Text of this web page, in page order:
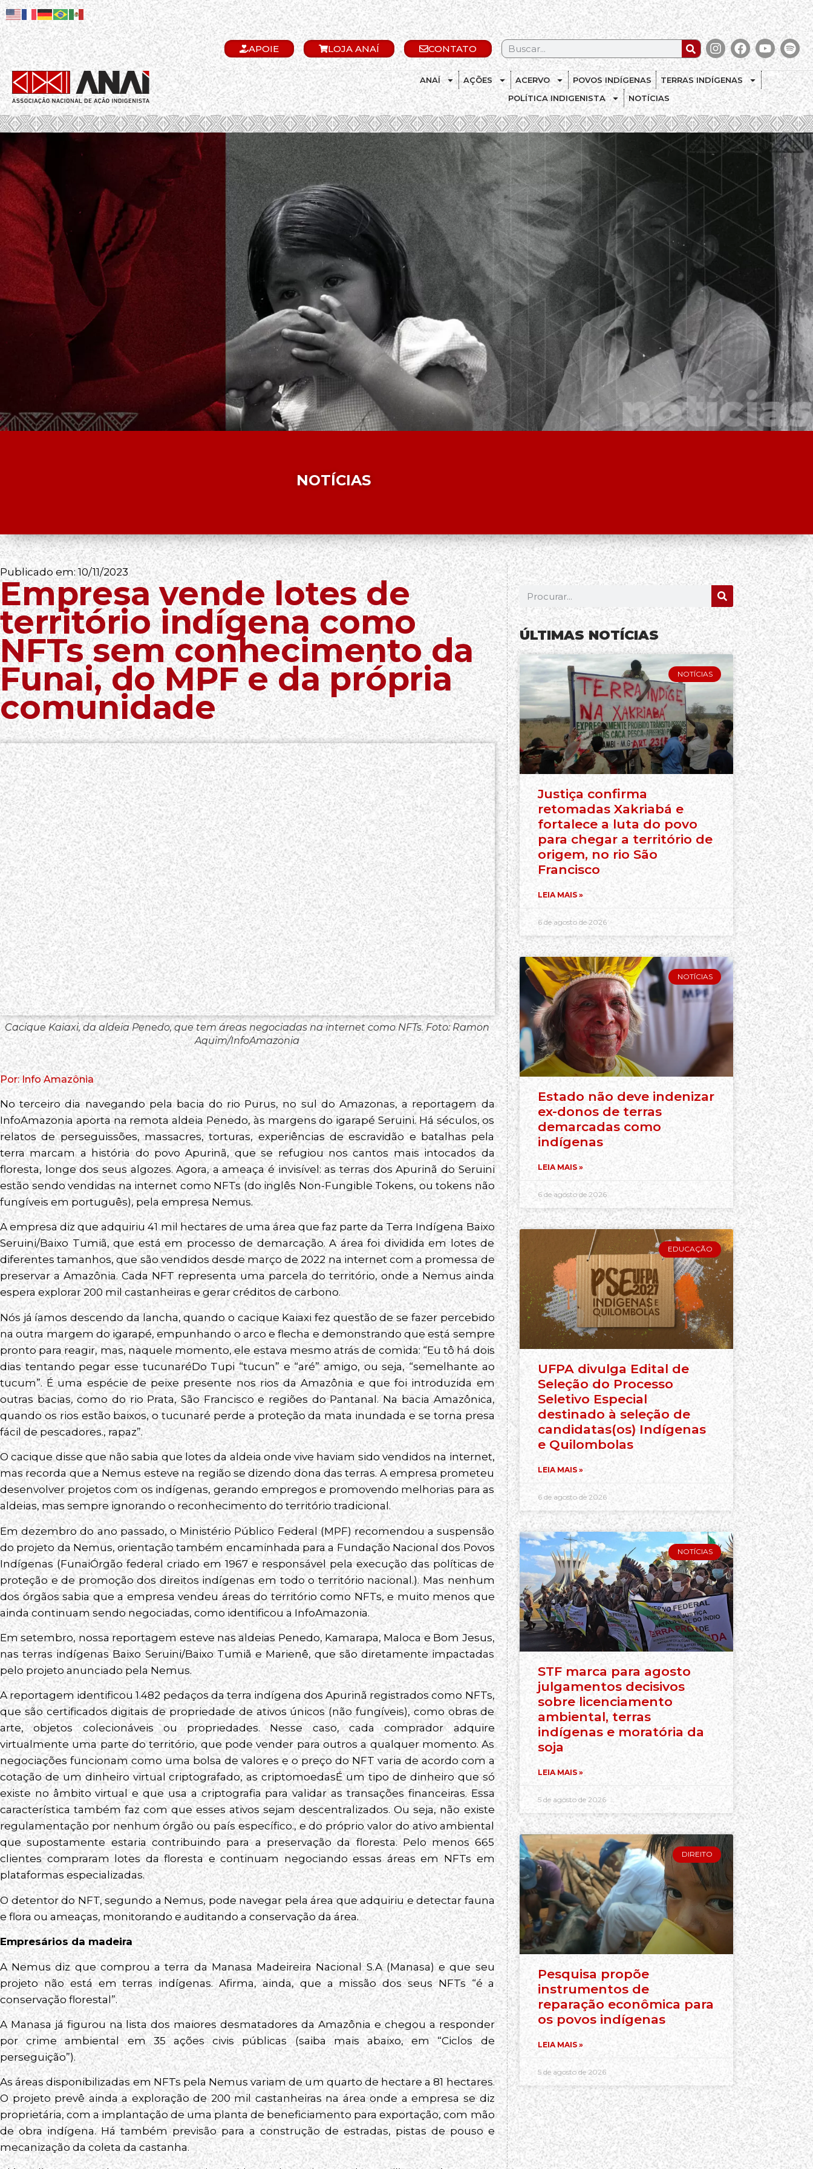
APOIE LOJA ANAÍ CONTATO
ANAÍ AÇÕES ACERVO POVOS INDÍGENAS
TERRAS INDÍGENAS
POLÍTICA INDIGENISTA
NOTÍCIAS
.
NOTÍCIAS
Publicado em: 10/11/2023
Empresa vende lotes de
território indígena como
NFTs sem conhecimento da
Funai, do MPF e da própria
comunidade
Cacique Kaiaxi, da aldeia Penedo, que tem áreas negociadas na internet como NFTs. Foto: Ramon
Aquim/InfoAmazonia
Por: Info Amazônia
No terceiro dia navegando pela bacia do rio Purus, no sul do Amazonas, a reportagem da
InfoAmazonia aporta na remota aldeia Penedo, às margens do igarapé Seruini. Há séculos, os
relatos de perseguissões, massacres, torturas, experiências de escravidão e batalhas pela
terra marcam a história do povo Apurinã, que se refugiou nos cantos mais intocados da
floresta, longe dos seus algozes. Agora, a ameaça é invisível: as terras dos Apurinã do Seruini
estão sendo vendidas na internet como NFTs (do inglês Non-Fungible Tokens, ou tokens não
fungíveis em português), pela empresa Nemus.
A empresa diz que adquiriu 41 mil hectares de uma área que faz parte da Terra Indígena Baixo
Seruini/Baixo Tumiã, que está em processo de demarcação. A área foi dividida em lotes de
diferentes tamanhos, que são vendidos desde março de 2022 na internet com a promessa de
preservar a Amazônia. Cada NFT representa uma parcela do território, onde a Nemus ainda
espera explorar 200 mil castanheiras e gerar créditos de carbono.
Nós já íamos descendo da lancha, quando o cacique Kaiaxi fez questão de se fazer percebido
na outra margem do igarapé, empunhando o arco e flecha e demonstrando que está sempre
pronto para reagir, mas, naquele momento, ele estava mesmo atrás de comida: “Eu tô há dois
dias tentando pegar esse tucunaréDo Tupi “tucun” e “aré” amigo, ou seja, “semelhante ao
tucum”. É uma espécie de peixe presente nos rios da Amazônia e que foi introduzida em
outras bacias, como do rio Prata, São Francisco e regiões do Pantanal. Na bacia Amazônica,
quando os rios estão baixos, o tucunaré perde a proteção da mata inundada e se torna presa
fácil de pescadores., rapaz”.
O cacique disse que não sabia que lotes da aldeia onde vive haviam sido vendidos na internet,
mas recorda que a Nemus esteve na região se dizendo dona das terras. A empresa prometeu
desenvolver projetos com os indígenas, gerando empregos e promovendo melhorias para as
aldeias, mas sempre ignorando o reconhecimento do território tradicional.
Em dezembro do ano passado, o Ministério Público Federal (MPF) recomendou a suspensão
do projeto da Nemus, orientação também encaminhada para a Fundação Nacional dos Povos
Indígenas (FunaiÓrgão federal criado em 1967 e responsável pela execução das políticas de
proteção e de promoção dos direitos indígenas em todo o território nacional.). Mas nenhum
dos órgãos sabia que a empresa vendeu áreas do território como NFTs, e muito menos que
ainda continuam sendo negociadas, como identificou a InfoAmazonia.
Em setembro, nossa reportagem esteve nas aldeias Penedo, Kamarapa, Maloca e Bom Jesus,
nas terras indígenas Baixo Seruini/Baixo Tumiã e Marienê, que são diretamente impactadas
pelo projeto anunciado pela Nemus.
A reportagem identificou 1.482 pedaços da terra indígena dos Apurinã registrados como NFTs,
que são certificados digitais de propriedade de ativos únicos (não fungíveis), como obras de
arte, objetos colecionáveis ou propriedades. Nesse caso, cada comprador adquire
virtualmente uma parte do território, que pode vender para outros a qualquer momento. As
negociações funcionam como uma bolsa de valores e o preço do NFT varia de acordo com a
cotação de um dinheiro virtual criptografado, as criptomoedasÉ um tipo de dinheiro que só
existe no âmbito virtual e que usa a criptografia para validar as transações financeiras. Essa
característica também faz com que esses ativos sejam descentralizados. Ou seja, não existe
regulamentação por nenhum órgão ou país específico., e do próprio valor do ativo ambiental
que supostamente estaria contribuindo para a preservação da floresta. Pelo menos 665
clientes compraram lotes da floresta e continuam negociando essas áreas em NFTs em
plataformas especializadas.
O detentor do NFT, segundo a Nemus, pode navegar pela área que adquiriu e detectar fauna
e flora ou ameaças, monitorando e auditando a conservação da área.
Empresários da madeira
A Nemus diz que comprou a terra da Manasa Madeireira Nacional S.A (Manasa) e que seu
projeto não está em terras indígenas. Afirma, ainda, que a missão dos seus NFTs “é a
conservação florestal”.
A Manasa já figurou na lista dos maiores desmatadores da Amazônia e chegou a responder
por crime ambiental em 35 ações civis públicas (saiba mais abaixo, em “Ciclos de
perseguição”).
As áreas disponibilizadas em NFTs pela Nemus variam de um quarto de hectare a 81 hectares.
O projeto prevê ainda a exploração de 200 mil castanheiras na área onde a empresa se diz
proprietária, com a implantação de uma planta de beneficiamento para exportação, com mão
de obra indígena. Há também previsão para a construção de estradas, pistas de pouso e
mecanização da coleta da castanha.
ÚLTIMAS NOTÍCIAS
NOTÍCIAS
Justiça confirma
retomadas Xakriabá e
fortalece a luta do povo
para chegar a território de
origem, no rio São
Francisco
LEIA MAIS »
6 de agosto de 2026
NOTÍCIAS
Estado não deve indenizar
ex-donos de terras
demarcadas como
indígenas
LEIA MAIS »
6 de agosto de 2026
EDUCAÇÃO
UFPA divulga Edital de
Seleção do Processo
Seletivo Especial
destinado à seleção de
candidatas(os) Indígenas
e Quilombolas
LEIA MAIS »
6 de agosto de 2026
NOTÍCIAS
STF marca para agosto
julgamentos decisivos
sobre licenciamento
ambiental, terras
indígenas e moratória da
soja
LEIA MAIS »
5 de agosto de 2026
DIREITO
Pesquisa propõe
instrumentos de
reparação econômica para
os povos indígenas
LEIA MAIS »
5 de agosto de 2026